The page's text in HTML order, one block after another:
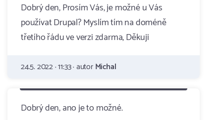
Dobrý den, Prosím Vás, je možné u Vás
používat Drupal? Myslím tím na doméně
třetího řádu ve verzi zdarma, Děkuji
24.5. 2022 · 11:33 · autorMichal
Dobrý den, ano je to možné.